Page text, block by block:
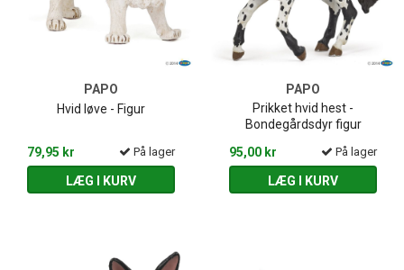
PAPO
Hvid løve - Figur
79,95 kr På lager
LÆG I KURV
PAPO
Prikket hvid hest -
Bondegårdsdyr figur
95,00 kr
På lager
LÆG I KURV